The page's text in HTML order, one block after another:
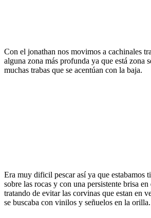
Con el jonathan nos movimos a cachinales
alguna zona más profunda ya que está zona
muchas trabas que se acentúan con la baja.
Era muy dificil pescar así ya que estabamos
sobre las rocas y con una persistente brisa en
tratando de evitar las corvinas que estan en
se buscaba con vinilos y señuelos en la orilla.